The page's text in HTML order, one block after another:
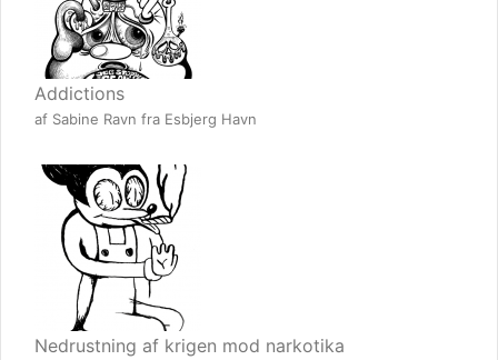
Addictions
af Sabine Ravn fra Esbjerg Havn
Nedrustning af krigen mod narkotika